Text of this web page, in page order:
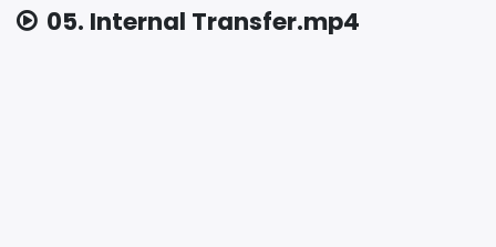
05. Internal Transfer.mp4